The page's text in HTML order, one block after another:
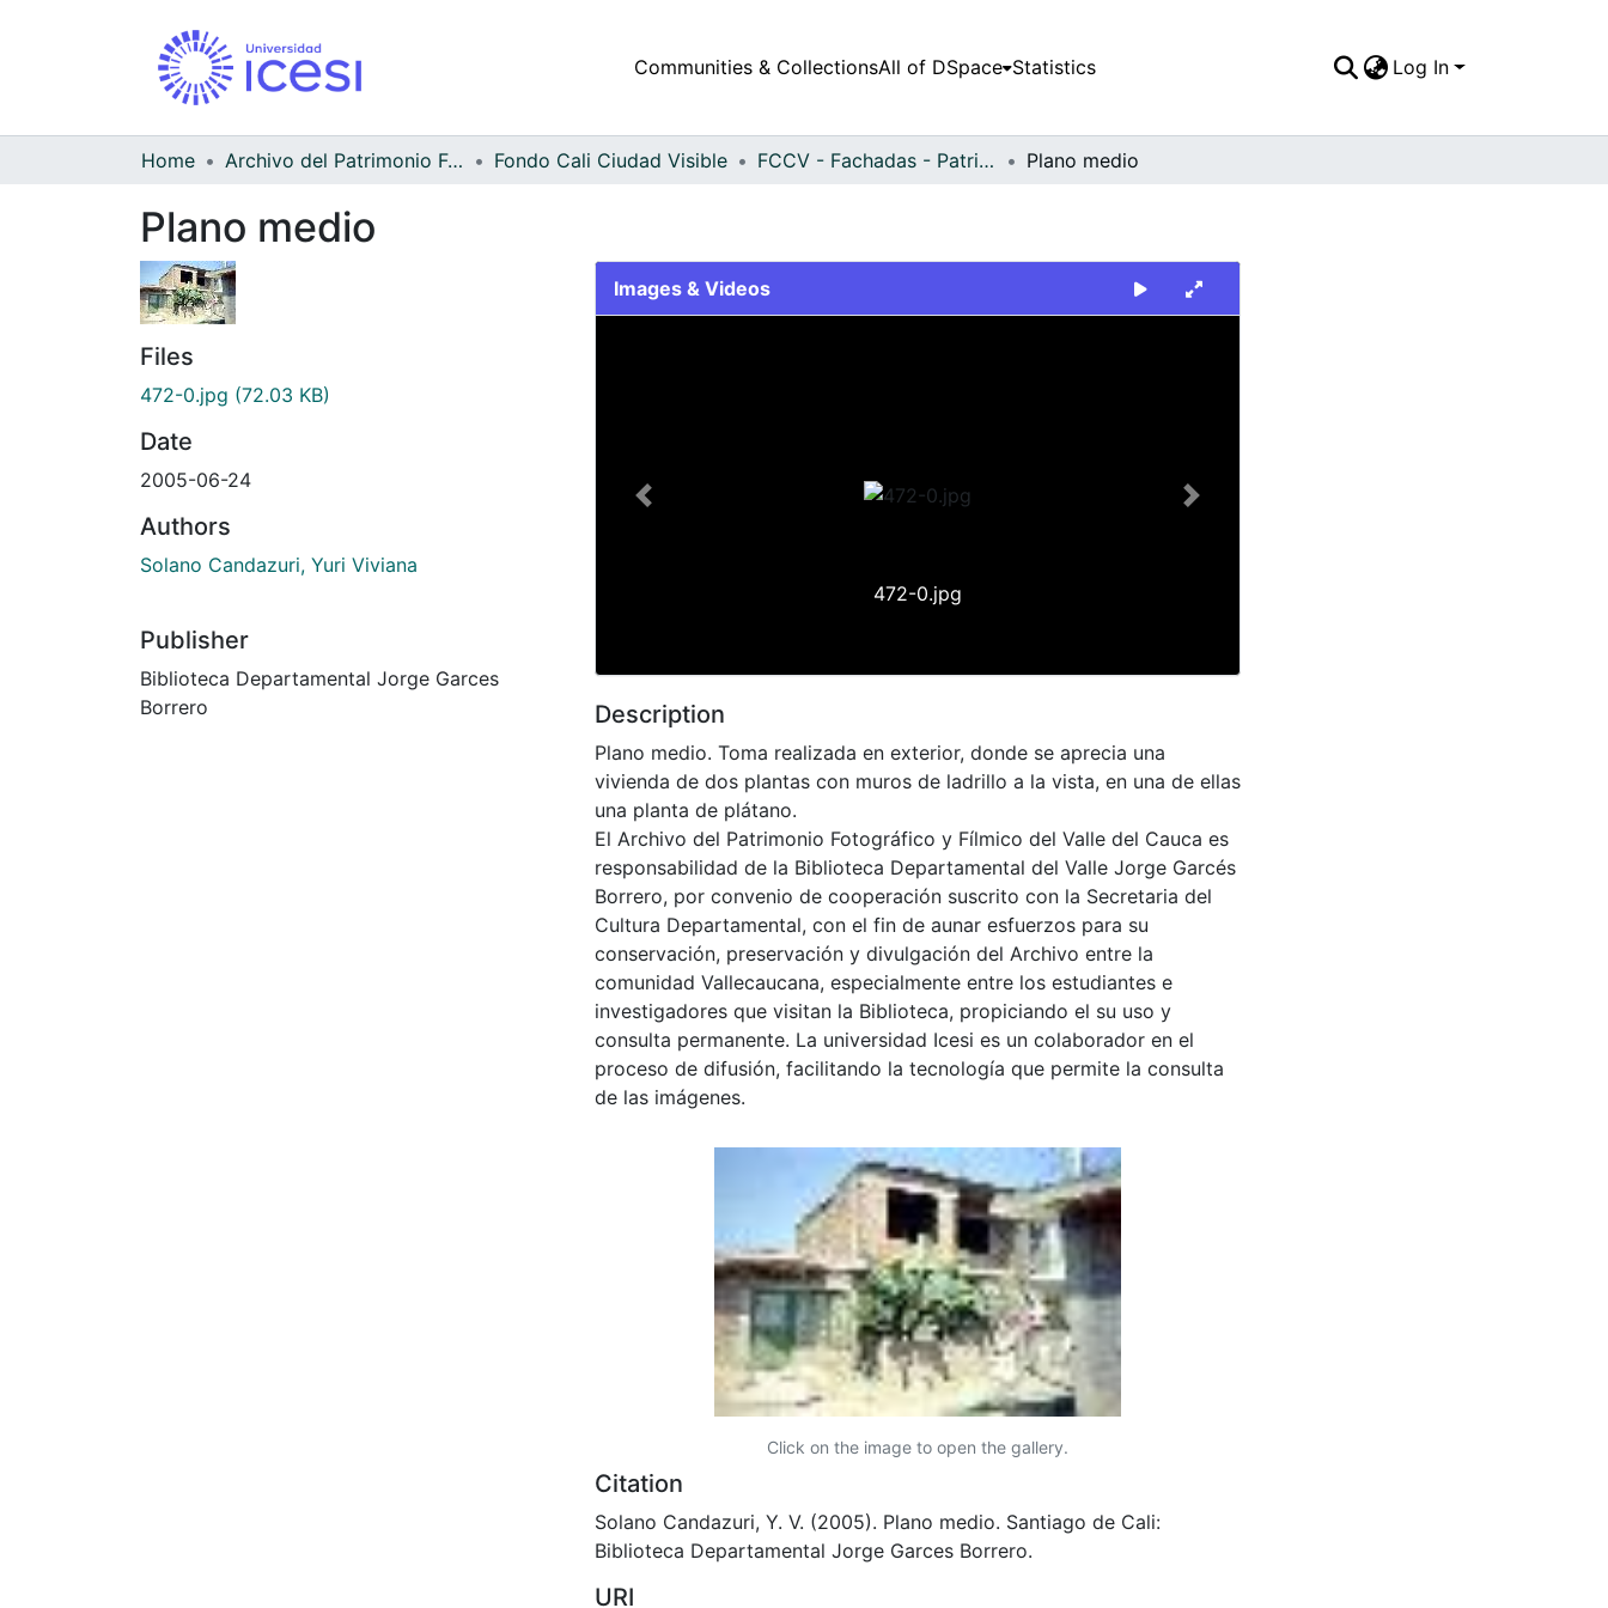
Communities & CollectionsAll of DSpace Statistics Log In
Home Archivo del Patrimonio Fotográfico y Fílmico del Valle del Cauca Fondo Cali Ciudad Visible FCCV - Fachadas - Patrimonial Plano medio
Plano medio
Files
472-0.jpg (72.03 KB)
Date
2005-06-24
Authors
Solano Candazuri, Yuri Viviana
Publisher
Biblioteca Departamental Jorge Garces
Borrero
Images & Videos
472-0.jpg
Previous Next
Description
Plano medio. Toma realizada en exterior, donde se aprecia una
vivienda de dos plantas con muros de ladrillo a la vista, en una de ellas
una planta de plátano.
El Archivo del Patrimonio Fotográfico y Fílmico del Valle del Cauca es
responsabilidad de la Biblioteca Departamental del Valle Jorge Garcés
Borrero, por convenio de cooperación suscrito con la Secretaria del
Cultura Departamental, con el fin de aunar esfuerzos para su
conservación, preservación y divulgación del Archivo entre la
comunidad Vallecaucana, especialmente entre los estudiantes e
investigadores que visitan la Biblioteca, propiciando el su uso y
consulta permanente. La universidad Icesi es un colaborador en el
proceso de difusión, facilitando la tecnología que permite la consulta
de las imágenes.
Click on the image to open the gallery.
Citation
Solano Candazuri, Y. V. (2005). Plano medio. Santiago de Cali:
Biblioteca Departamental Jorge Garces Borrero.
URI